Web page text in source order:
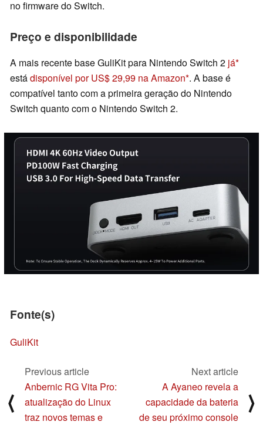
no firmware do Switch.
Preço e disponibilidade
A mais recente base GuliKit para Nintendo Switch 2 já
estádisponível por US$ 29,99 na Amazon . A base é
compatível tanto com a primeira geração do Nintendo
Switch quanto com o Nintendo Switch 2.
Fonte(s)
GuliKit
⟨
Previous article
Anbernic RG Vita Pro:
atualização do Linux
traz novos temas e
Next article
A Ayaneo revela a
capacidade da bateria
de seu próximo console
⟩